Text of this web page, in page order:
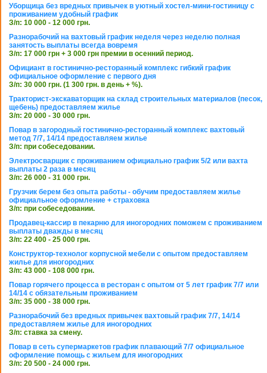
Уборщица без вредных привычек в уютный хостел-мини-гостиницу с
проживанием удобный график
З/п: 10 000 - 12 000 грн.
Разнорабочий на вахтовый график неделя через неделю полная
занятость выплаты всегда вовремя
З/п: 17 000 грн + 3 000 грн премии в осенний период.
Официант в гостинично-ресторанный комплекс гибкий график
официальное оформление с первого дня
З/п: 30 000 грн. (1 300 грн. в день + %).
Тракторист-экскаваторщик на склад строительных материалов (песок,
щебень) предоставляем жилье
З/п: 20 000 - 30 000 грн.
Повар в загородный гостинично-ресторанный комплекс вахтовый
метод 7/7, 14/14 предоставляем жилье
З/п: при собеседовании.
Электросварщик с проживанием официально график 5/2 или вахта
выплаты 2 раза в месяц
З/п: 26 000 - 31 000 грн.
Грузчик берем без опыта работы - обучим предоставляем жилье
официальное оформление + страховка
З/п: при собеседовании.
Продавец-кассир в пекарню для иногородних поможем с проживанием
выплаты дважды в месяц
З/п: 22 400 - 25 000 грн.
Конструктор-технолог корпусной мебели с опытом предоставляем
жилье для иногородних
З/п: 43 000 - 108 000 грн.
Повар горячего процесса в ресторан с опытом от 5 лет график 7/7 или
14/14 с обязательным проживанием
З/п: 35 000 - 38 000 грн.
Разнорабочий без вредных привычек вахтовый график 7/7, 14/14
предоставляем жилье для иногородних
З/п: ставка за смену.
Повар в сеть супермаркетов график плавающий 7/7 официальное
оформление помощь с жильем для иногородних
З/п: 20 500 - 24 000 грн.